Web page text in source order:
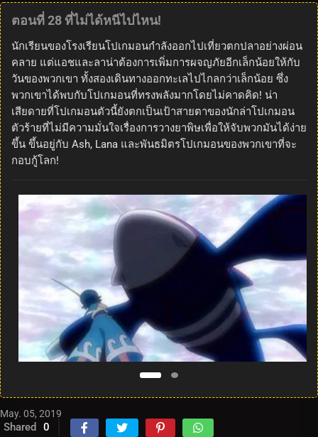
ตอนที่ 28 ที่ไม่ได้หนีไปไหน!
นักเรียนของโรงเรียนโปเกมอนกำลังออกไปเที่ยวตกปลาอย่างผ่อน
คลาย แต่แอชและลาน่าต้องการเพิ่มการผจญภัยอีกเล็กน้อยให้กับ
วันของพวกเขา ทั้งสองเดินทางออกทะเลไปไกลกว่าเล็กน้อย ซึ่ง
พวกเขาได้พบกับโปเกมอนที่ทรงพลังมากโดยไม่คาดคิด! น่า
เสียดายที่โปเกมอนตัวนี้ยังตกเป็นเป้าสายตาของนักล่าโปเกมอน
ตัวร้ายที่ไม่มีความมั่นใจเรื่องการวางยาพิษเพื่อให้จับพวกมันได้ง่าย
ขึ้น ขึ้นอยู่กับ Ash, Lana และพันธมิตรโปเกมอนของพวกเขาที่จะ
กอบกู้โลก!
May. 05, 2019
Shared 0